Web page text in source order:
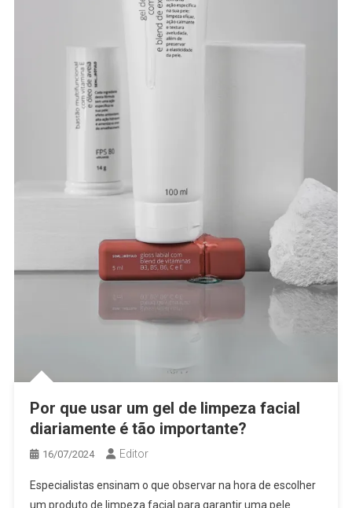
Por que usar um gel de limpeza facial
diariamente é tão importante?
16/07/2024 Editor
Especialistas ensinam o que observar na hora de escolher
um produto de limpeza facial para garantir uma pele